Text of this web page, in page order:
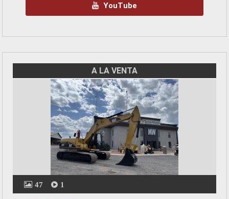
YouTube
A LA VENTA
47 1